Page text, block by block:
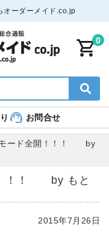
オーダーメイド.co.jp
0
お問合せ
ード全開！！！ by
！！ by もと
2015年7月26日